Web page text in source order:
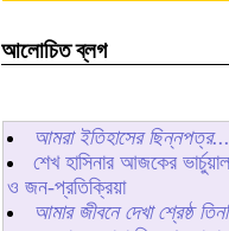
আলোচিত ব্লগ
আমরা ইতিহাসের ছিন্নপত্র...
শেখ হাসিনার আজকের
ও জন-প্রতিক্রিয়া
আমার জীবনে দেখা শ্রেষ্ঠ